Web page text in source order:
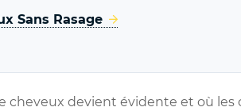
Sans Rasage
cheveux devient évidente et où